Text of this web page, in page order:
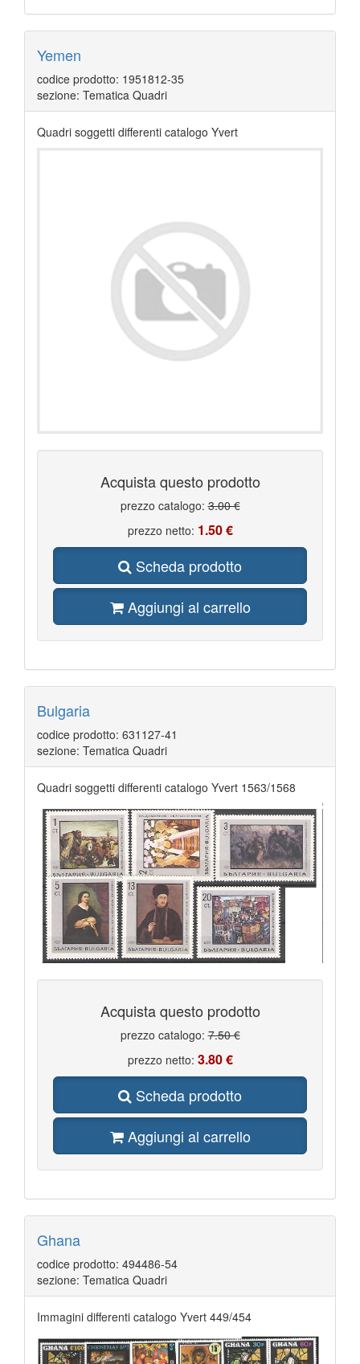
Yemen
codice prodotto: 1951812-35
sezione: Tematica Quadri
Quadri soggetti differenti catalogo Yvert
Acquista questo prodotto
prezzo catalogo:3.00 €
prezzo netto: 1.50 €
Scheda prodotto
Aggiungi al carrello
Bulgaria
codice prodotto: 631127-41
sezione: Tematica Quadri
Quadri soggetti differenti catalogo Yvert 1563/1568
Acquista questo prodotto
prezzo catalogo:7.50 €
prezzo netto: 3.80 €
Scheda prodotto
Aggiungi al carrello
Ghana
codice prodotto: 494486-54
sezione: Tematica Quadri
Immagini differenti catalogo Yvert 449/454